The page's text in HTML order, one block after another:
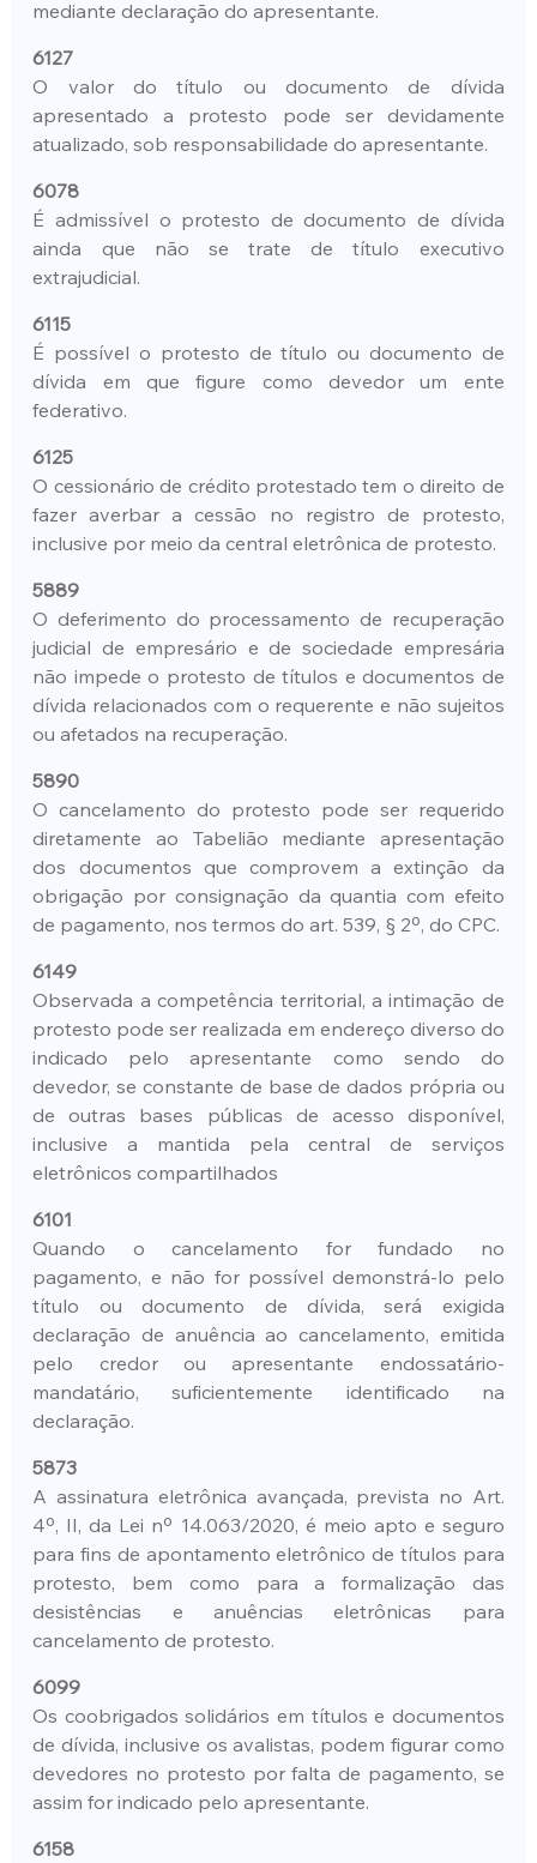
mediante declaração do apresentante.
6127
O valor do título ou documento de dívida
apresentado a protesto pode ser devidamente
atualizado, sob responsabilidade do apresentante.
6078
É admissível o protesto de documento de dívida
ainda que não se trate de título executivo
extrajudicial.
6115
É possível o protesto de título ou documento de
dívida em que figure como devedor um ente
federativo.
6125
O cessionário de crédito protestado tem o direito de
fazer averbar a cessão no registro de protesto,
inclusive por meio da central eletrônica de protesto.
5889
O deferimento do processamento de recuperação
judicial de empresário e de sociedade empresária
não impede o protesto de títulos e documentos de
dívida relacionados com o requerente e não sujeitos
ou afetados na recuperação.
5890
O cancelamento do protesto pode ser requerido
diretamente ao Tabelião mediante apresentação
dos documentos que comprovem a extinção da
obrigação por consignação da quantia com efeito
de pagamento, nos termos do art. 539, § 2º, do CPC.
6149
Observada a competência territorial, a intimação de
protesto pode ser realizada em endereço diverso do
indicado pelo apresentante como sendo do
devedor, se constante de base de dados própria ou
de outras bases públicas de acesso disponível,
inclusive a mantida pela central de serviços
eletrônicos compartilhados
6101
Quando o cancelamento for fundado no
pagamento, e não for possível demonstrá-lo pelo
título ou documento de dívida, será exigida
declaração de anuência ao cancelamento, emitida
pelo credor ou apresentante endossatário-
mandatário, suficientemente identificado na
declaração.
5873
A assinatura eletrônica avançada, prevista no Art.
4º, II, da Lei nº 14.063/2020, é meio apto e seguro
para fins de apontamento eletrônico de títulos para
protesto, bem como para a formalização das
desistências e anuências eletrônicas para
cancelamento de protesto.
6099
Os coobrigados solidários em títulos e documentos
de dívida, inclusive os avalistas, podem figurar como
devedores no protesto por falta de pagamento, se
assim for indicado pelo apresentante.
6158